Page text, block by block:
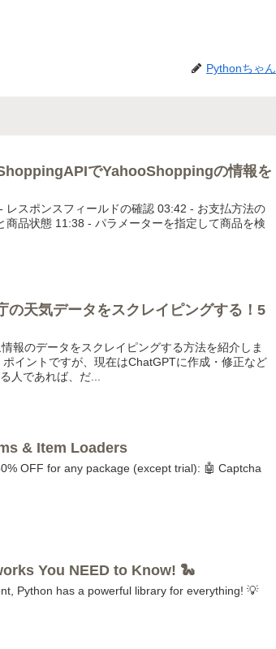
Pythonちゃん
でYahooShoppingの情報を
スポンスフィールドの確認 03:42 - お支払方法の
品状態 11:38 - パラメーターを指定して商品を検
の天気データをスクレイピングする！5
報のデータをスクレイピングする方法を紹介しま
イントですが、現在はChatGPTに作成・修正など
人であれば、だ...
& Item Loaders
OFF for any package (except trial): 🤖 Captcha
You NEED to Know! 🐍
Python has a powerful library for everything! 💡